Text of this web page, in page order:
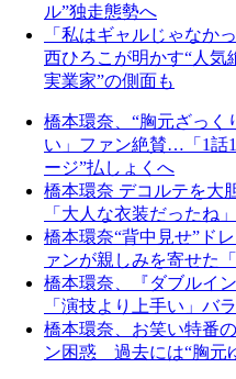
ル”独走態勢へ
「私はギャルじゃなか
西ひろこが明かす“人
実業家”の側面も
橋本環奈、“胸元ざっく
い」ファン絶賛…「1話
ージ”払しょくへ
橋本環奈 デコルテを大
「大人な衣装だった
橋本環奈“背中見せ”ド
ァンが親しみを寄せた
橋本環奈、『ダブルイ
「演技より上手い」バ
橋本環奈、お笑い特番
ン困惑 過去には“胸元